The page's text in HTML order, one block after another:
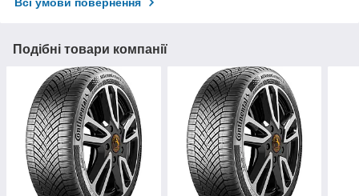
Подібні товари компанії